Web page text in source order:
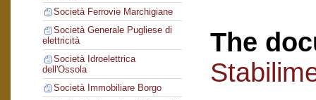
Società Ferrovie Marchigiane
Società Generale Pugliese di
elettricità
Società Idroelettrica
dell'Ossola
Società Immobiliare Borgo
The